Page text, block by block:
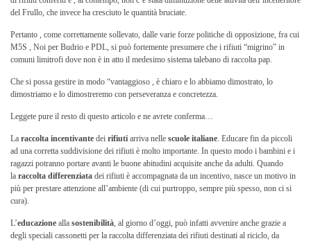
del Frullo, che invece ha cresciuto le quantità bruciate.
Pertanto , come correttamente sollevato, dalle varie forze politiche di opposizione, fra cui
M5S , Noi per Budrio e PDL, si può fortemente presumere che i rifiuti “migrino” in
comuni limitrofi dove non è in atto il medesimo sistema talebano di raccolta pap.
Che si possa gestire in modo “vantaggioso , è chiaro e lo abbiamo dimostrato, lo
dimostriamo e lo dimostreremo con perseveranza e concretezza.
Leggete pure il resto di questo articolo e ne avrete conferma…
La raccolta incentivante dei rifiuti arriva nelle scuole italiane. Educare fin da piccoli
ad una corretta suddivisione dei rifiuti è molto importante. In questo modo i bambini e i
ragazzi potranno portare avanti le buone abitudini acquisite anche da adulti. Quando
la raccolta differenziata dei rifiuti è accompagnata da un incentivo, nasce un motivo in
più per prestare attenzione all’ambiente (di cui purtroppo, sempre più spesso, non ci si
cura).
L’educazione alla sostenibilità, al giorno d’oggi, può infatti avvenire anche grazie a
degli speciali cassonetti per la raccolta differenziata dei rifiuti destinati al riciclo, da